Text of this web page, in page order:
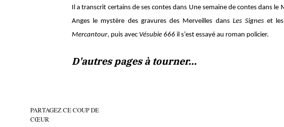
Il a transcrit certains de ses contes dans Une semaine de contes dans
Anges le mystère des gravures des Merveilles dans Les Signeset
Mercantour, puis avec Vésubie 666 il s’est essayé au roman policier.
D'autres pages à tourner…
PARTAGEZ CE COUP DE
CŒUR